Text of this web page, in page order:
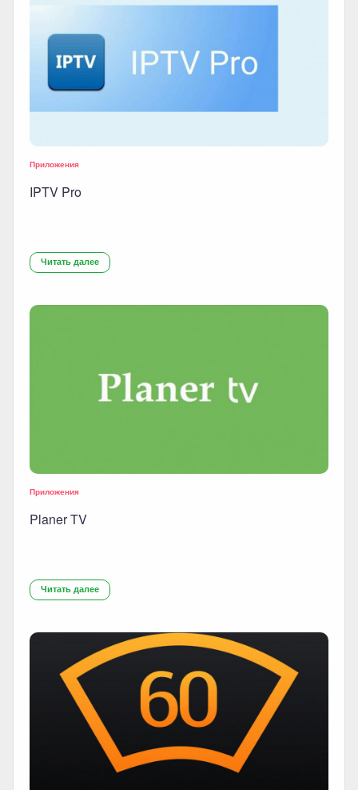
Приложения
IPTV Pro
Читать далее
Приложения
Planer TV
Читать далее